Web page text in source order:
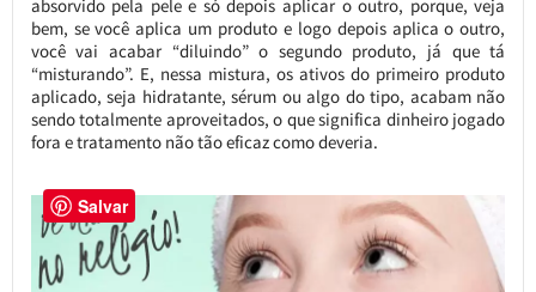
absorvido pela pele e só depois aplicar o outro, porque, veja
bem, se você aplica um produto e logo depois aplica o outro,
você vai acabar “diluindo” o segundo produto, já que tá
“misturando”. E, nessa mistura, os ativos do primeiro produto
aplicado, seja hidratante, sérum ou algo do tipo, acabam não
sendo totalmente aproveitados, o que significa dinheiro jogado
fora e tratamento não tão eficaz como deveria.
Salvar